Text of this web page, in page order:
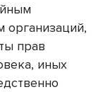
организаций,
прав
иных